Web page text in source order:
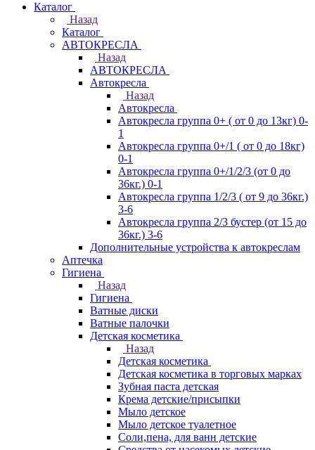
Каталог
Назад
Каталог
АВТОКРЕСЛА
Назад
АВТОКРЕСЛА
Автокресла
Назад
Автокресла
Автокресла группа 0+ ( от 0 до 13кг) 0-
1
Автокресла группа 0+/1 ( от 0 до 18кг)
0-1
Автокресла группа 0+/1/2/3 (от 0 до
36кг.) 0-1
Автокресла группа 1/2/3 ( от 9 до 36кг.)
3-6
Автокресла группа 2/3 бустер (от 15 до
36кг.) 3-6
Дополнительные устройства к автокреслам
Аптечка
Гигиена
Назад
Гигиена
Ватные диски
Ватные палочки
Детская косметика
Назад
Детская косметика
Детская косметика в торговых марках
Зубная паста детская
Крема детские/присыпки
Мыло детское
Мыло детское туалетное
Соли,пена, для ванн детские